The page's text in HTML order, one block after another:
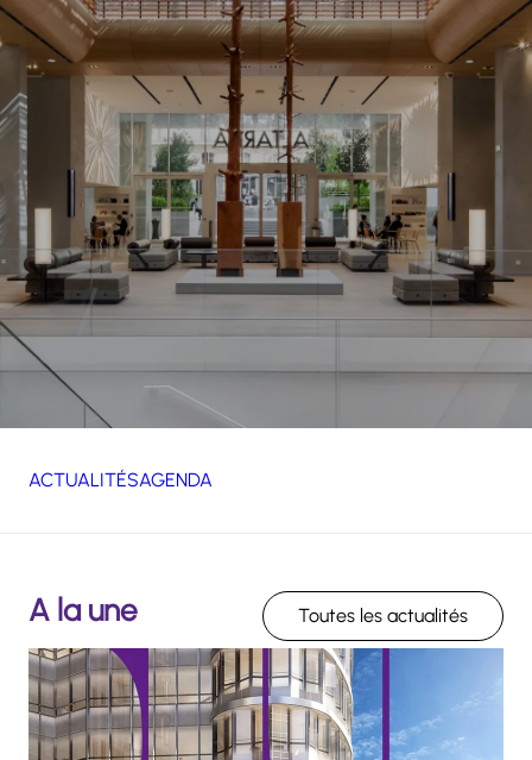
ACTUALITÉSAGENDA
A la une Toutes les actualités